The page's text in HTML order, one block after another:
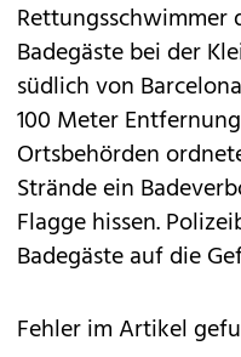
Rettungsschwimmer
Badegäste bei der
südlich von
100 Meter
Ortsbehörden
Strände ein
Flagge hissen.
Badegäste auf die
Fehler im Artikel